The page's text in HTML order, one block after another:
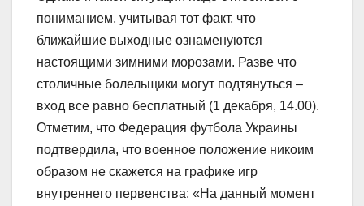
пониманием, учитывая тот факт, что
ближайшие выходные ознаменуются
настоящими зимними морозами. Разве что
столичные болельщики могут подтянуться –
вход все равно бесплатный (1 декабря, 14.00).
Отметим, что Федерация футбола Украины
подтвердила, что военное положение никоим
образом не скажется на графике игр
внутреннего первенства: «На данный момент